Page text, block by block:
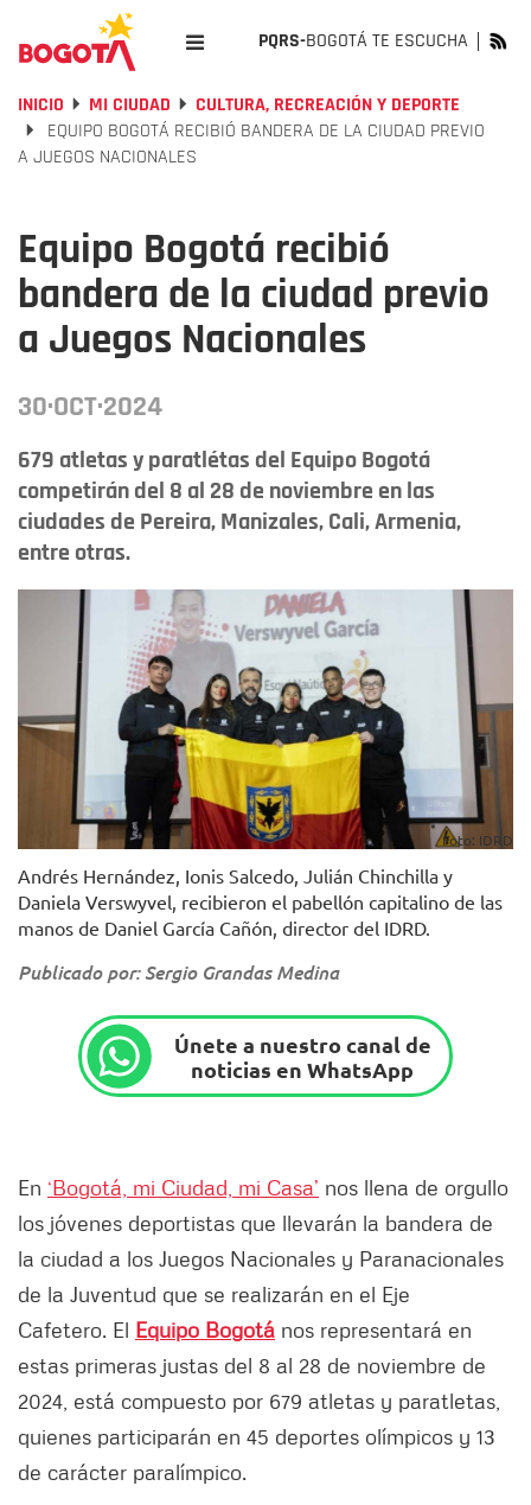
PQRS-BOGOTÁ TE ESCUCHA
INICIO MI CIUDAD
CULTURA, RECREACIÓN Y DEPORTE
EQUIPO BOGOTÁ RECIBIÓ BANDERA DE LA CIUDAD PREVIO
A JUEGOS NACIONALES
Equipo Bogotá recibió
bandera de la ciudad previo
a Juegos Nacionales
30·OCT·2024
679 atletas y paratlétas del Equipo Bogotá
competirán del 8 al 28 de noviembre en las
ciudades de Pereira, Manizales, Cali, Armenia,
entre otras.
Foto: IDRD
Andrés Hernández, Ionis Salcedo, Julián Chinchilla y
Daniela Verswyvel, recibieron el pabellón capitalino de las
manos de Daniel García Cañón, director del IDRD.
Publicado por: Sergio Grandas Medina
Únete a nuestro canal de
noticias en WhatsApp
En ‘Bogotá, mi Ciudad, mi Casa’ nos llena de orgullo
los jóvenes deportistas que llevarán la bandera de
la ciudad a los Juegos Nacionales y Paranacionales
de la Juventud que se realizarán en el Eje
Cafetero. El Equipo Bogotá nos representará en
estas primeras justas del 8 al 28 de noviembre de
2024, está compuesto por 679 atletas y paratletas,
quienes participarán en 45 deportes olímpicos y 13
de carácter paralímpico.